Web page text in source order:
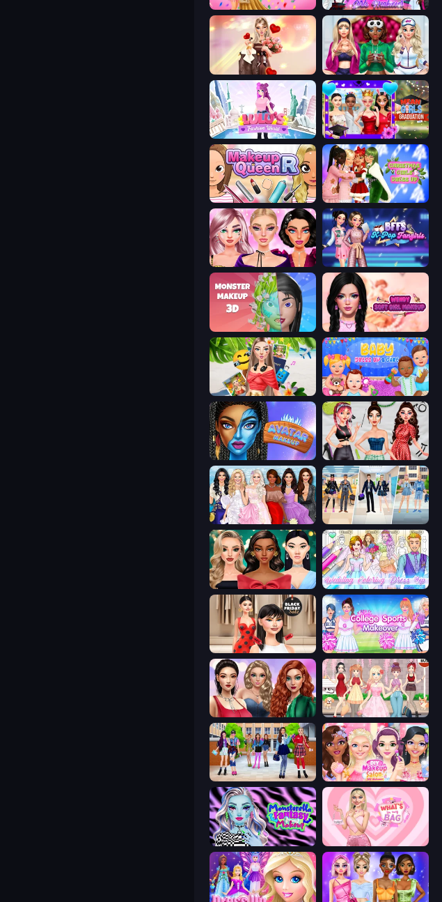
Dress To Impress: New Year's Party Superstar College Girls Makeover
GRWM Date Night BFFs Luxury Loungewear
Lulu's Fashion World Mean Girls Graduation Day
Make Up Queen R Christmas Girls Dress Up
New Year Makeup Trends BFFs K-Pop Fangirls
Monster Makeup 3D Wendy Soft Girl Makeup
Travel with Me: ASMR Edition Baby Dress Up
Avatar Make Up Brat Girl Summer
Model Dress Up Girl College Girl & Boy Makeover
New Year's Eve Makeup Wedding Coloring Dress Up Game
Shopaholic Black Friday College Sport Team Makeover
Colored Denim Trends Anime Girls Dress Up Games
High School BFFs: Girls Team DIY Makeup Salon: SPA Makeover
Monsterella Fantasy Makeup What's In My Bag